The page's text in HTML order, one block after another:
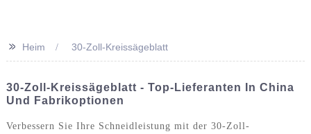
>> Heim 30-Zoll-Kreissägeblatt
30-Zoll-Kreissägeblatt - Top-Lieferanten In China
Und Fabrikoptionen
Verbessern Sie Ihre Schneidleistung mit der 30-Zoll-